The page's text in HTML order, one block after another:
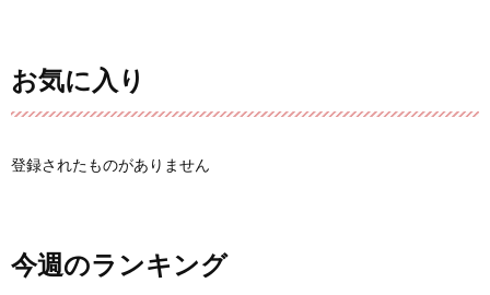
お気に入り
登録されたものがありません
今週のランキング